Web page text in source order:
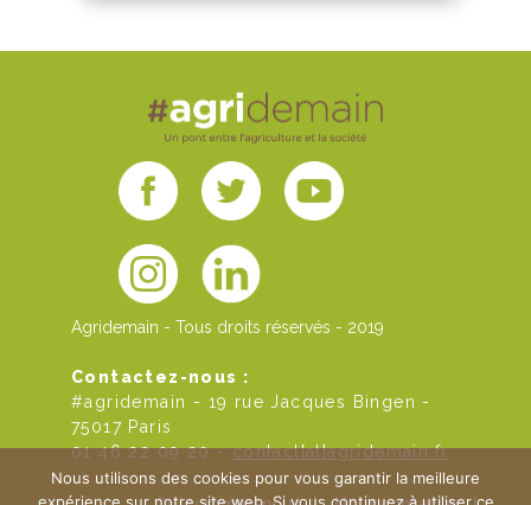
Agridemain - Tous droits réservés - 2019
Contactez-nous :
#agridemain - 19 rue Jacques Bingen -
75017 Paris
01 46 22 09 20 -contact[at]agridemain.fr
Nous utilisons des cookies pour vous garantir la meilleure